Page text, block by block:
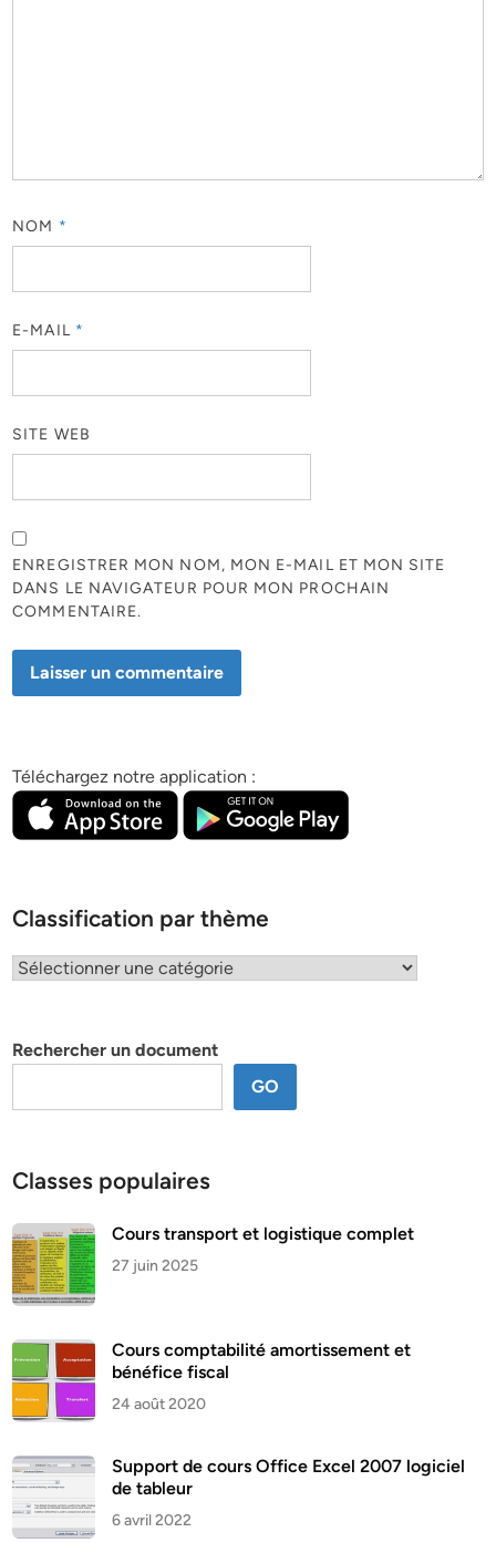
NOM *
E-MAIL *
SITE WEB
ENREGISTRER MON NOM, MON E-MAIL ET MON SITE
DANS LE NAVIGATEUR POUR MON PROCHAIN
COMMENTAIRE.
Téléchargez notre application :
Classification par thème
Classification
Rechercher un document
GO
Classes populaires
Cours transport et logistique complet
27 juin 2025
Cours comptabilité amortissement et
bénéfice fiscal
24 août 2020
Support de cours Office Excel 2007 logiciel
de tableur
6 avril 2022